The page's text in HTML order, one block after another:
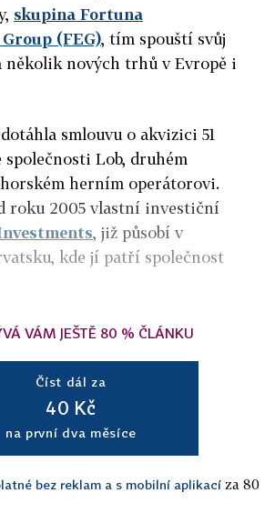
skupina Fortuna
(FEG), tím spouští svůj
několik nových trhů v Evropě i
smlouvu o akvizici 51
Lob, druhém
herním operátorovi.
roku 2005 vlastní investiční
, již působí v
kde jí patří společnost
VÁM JEŠTĚ 80 % ČLÁNKU
Číst dál za
40 Kč
na první dva měsíce
bez reklam a s mobilní aplikací za 80